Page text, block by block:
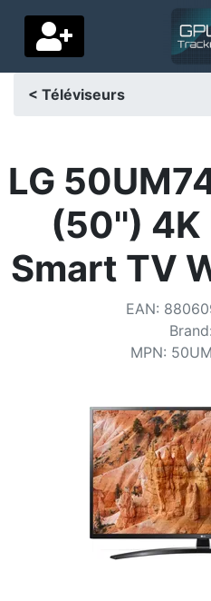
Pays de livraison
Accueil
Baisses de prix
Paramètres
Conditions
Catégories
< Téléviseurs
LG
(50'') 4K
Smart TV
EAN:
Brand:
MPN: